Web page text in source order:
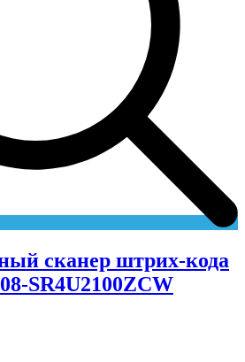
сканер штрих-кода
SR4U2100ZCW